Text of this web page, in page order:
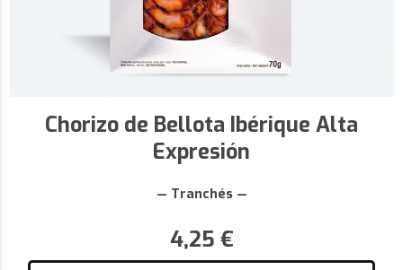
Chorizo de Bellota Ibérique Alta
Expresión
— Tranchés —
4,25 €